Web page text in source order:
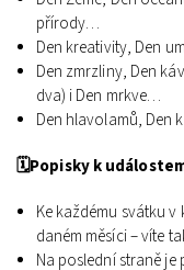
přírody…
Den kreativity, Den
Den zmrzliny, Den
dva) i Den mrkve…
Den hlavolamů, Den
🗓️Popisky k
Ke každému svátku
daném měsíci – víte
Na poslední straně